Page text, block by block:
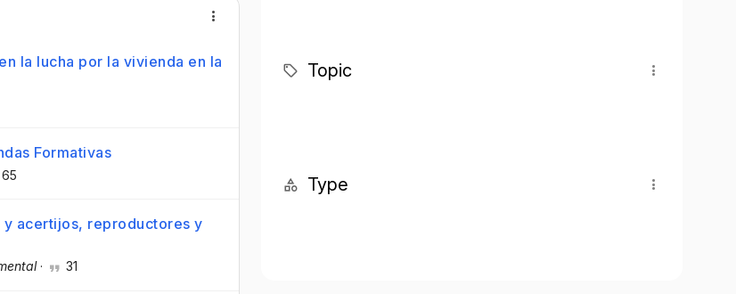
la lucha por la vivienda en la
Formativas
65
y acertijos, reproductores y
· 31
Topic
Type